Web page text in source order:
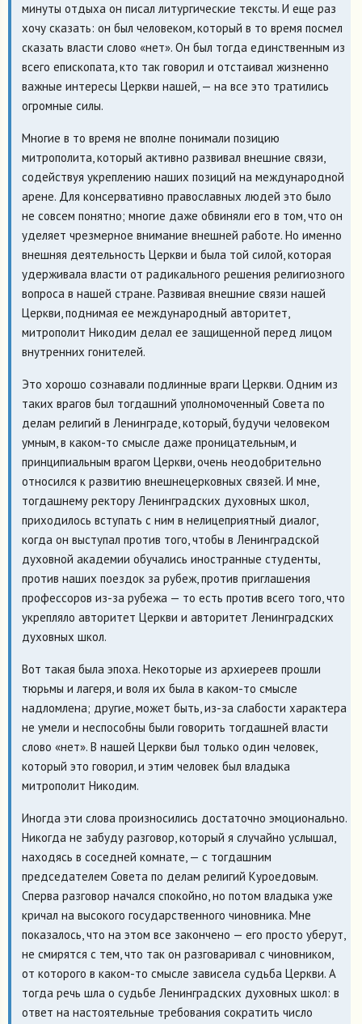
минуты отдыха он писал литургические тексты. И еще раз
хочу сказать: он был человеком, который в то время посмел
сказать власти слово «нет». Он был тогда единственным из
всего епископата, кто так говорил и отстаивал жизненно
важные интересы Церкви нашей, — на все это тратились
огромные силы.
Многие в то время не вполне понимали позицию
митрополита, который активно развивал внешние связи,
содействуя укреплению наших позиций на международной
арене. Для консервативно православных людей это было
не совсем понятно; многие даже обвиняли его в том, что он
уделяет чрезмерное внимание внешней работе. Но именно
внешняя деятельность Церкви и была той силой, которая
удерживала власти от радикального решения религиозного
вопроса в нашей стране. Развивая внешние связи нашей
Церкви, поднимая ее международный авторитет,
митрополит Никодим делал ее защищенной перед лицом
внутренних гонителей.
Это хорошо сознавали подлинные враги Церкви. Одним из
таких врагов был тогдашний уполномоченный Совета по
делам религий в Ленинграде, который, будучи человеком
умным, в каком-то смысле даже проницательным, и
принципиальным врагом Церкви, очень неодобрительно
относился к развитию внешнецерковных связей. И мне,
тогдашнему ректору Ленинградских духовных школ,
приходилось вступать с ним в нелицеприятный диалог,
когда он выступал против того, чтобы в Ленинградской
духовной академии обучались иностранные студенты,
против наших поездок за рубеж, против приглашения
профессоров из-за рубежа — то есть против всего того, что
укрепляло авторитет Церкви и авторитет Ленинградских
духовных школ.
Вот такая была эпоха. Некоторые из архиереев прошли
тюрьмы и лагеря, и воля их была в каком-то смысле
надломлена; другие, может быть, из-за слабости характера
не умели и неспособны были говорить тогдашней власти
слово «нет». В нашей Церкви был только один человек,
который это говорил, и этим человек был владыка
митрополит Никодим.
Иногда эти слова произносились достаточно эмоционально.
Никогда не забуду разговор, который я случайно услышал,
находясь в соседней комнате, — с тогдашним
председателем Совета по делам религий Куроедовым.
Сперва разговор начался спокойно, но потом владыка уже
кричал на высокого государственного чиновника. Мне
показалось, что на этом все закончено — его просто уберут,
не смирятся с тем, что так он разговаривал с чиновником,
от которого в каком-то смысле зависела судьба Церкви. А
тогда речь шла о судьбе Ленинградских духовных школ: в
ответ на настоятельные требования сократить число